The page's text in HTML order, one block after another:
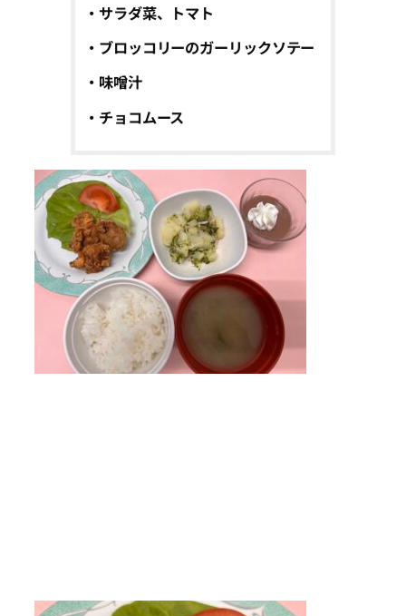
・サラダ菜、トマト
・ブロッコリーのガーリックソテー
・味噌汁
・チョコムース